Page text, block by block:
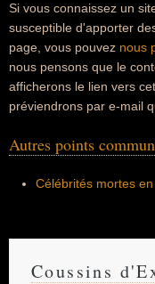
Si vous connaissez un
susceptible d'apporter
page, vous pouvez nous
nous pensons que le
afficherons le lien vers
préviendrons par e-mail
Autres points
Célébrités mortes en
Coussins